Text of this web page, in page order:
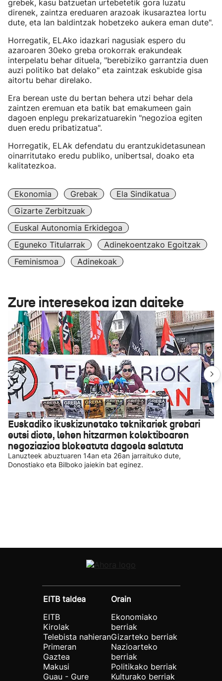
grebek, kasu batzuetan urtebetetik gora luzatu
direnek, zaintza ereduaren arazoak ikusaraztea lortu
dute, eta lan baldintzak hobetzeko aukera eman dute".
Horregatik, ELAko idazkari nagusiak espero du
azaroaren 30eko greba orokorrak erakundeak
interpelatu behar dituela, "berebiziko garrantzia duen
auzi politiko bat delako" eta zaintzak eskubide gisa
aitortu behar direlako.
Era berean uste du bertan behera utzi behar dela
zaintzen eremuan eta batik bat emakumeen gain
dagoen enplegu prekarizatuarekin "negozioa egiten
duen eredu pribatizatua".
Horregatik, ELAk defendatu du erantzukidetasunean
oinarritutako eredu publiko, unibertsal, doako eta
kalitatezkoa.
Ekonomia Grebak
Ela Sindikatua
Gizarte Zerbitzuak
Euskal Autonomia Erkidegoa
Eguneko Titularrak
Adinekoentzako Egoitzak
Feminismoa
Adinekoak
Zure interesekoa izan daiteke
Euskadiko ikuskizunetako teknikariek grebari
eutsi diote, lehen hitzarmen kolektiboaren
negoziazioa blokeatuta dagoela salatuta
Lanuzteek abuztuaren 14an eta 26an jarraituko dute,
Donostiako eta Bilboko jaiekin bat eginez.
EITB taldea
EITB
Kirolak
Telebista nahieran
Primeran
Gaztea
Makusi
Guau - Gure
Orain
Ekonomiako
berriak
Gizarteko berriak
Nazioarteko
berriak
Politikako berriak
Kulturako berriak